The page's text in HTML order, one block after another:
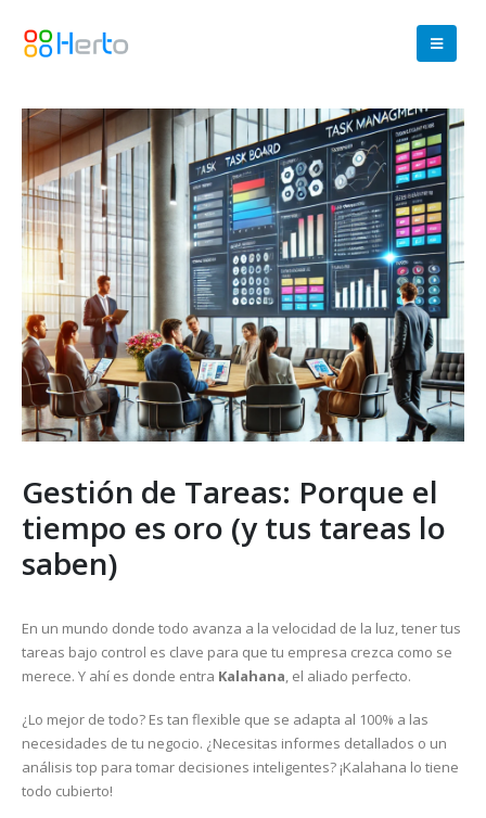
Gestión de Tareas: Porque el
tiempo es oro (y tus tareas lo
saben)
En un mundo donde todo avanza a la velocidad de la luz, tener tus
tareas bajo control es clave para que tu empresa crezca como se
merece. Y ahí es donde entra Kalahana, el aliado perfecto.
¿Lo mejor de todo? Es tan flexible que se adapta al 100% a las
necesidades de tu negocio. ¿Necesitas informes detallados o un
análisis top para tomar decisiones inteligentes? ¡Kalahana lo tiene
todo cubierto!